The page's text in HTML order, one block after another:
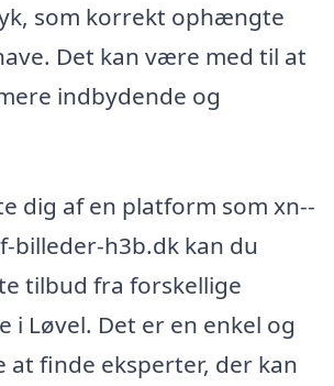
som korrekt ophængte
Det kan være med til at
indbydende og
dig af en platform som xn--
billeder-h3b.dk kan du
tilbud fra forskellige
i Løvel. Det er en enkel og
at finde eksperter, der kan